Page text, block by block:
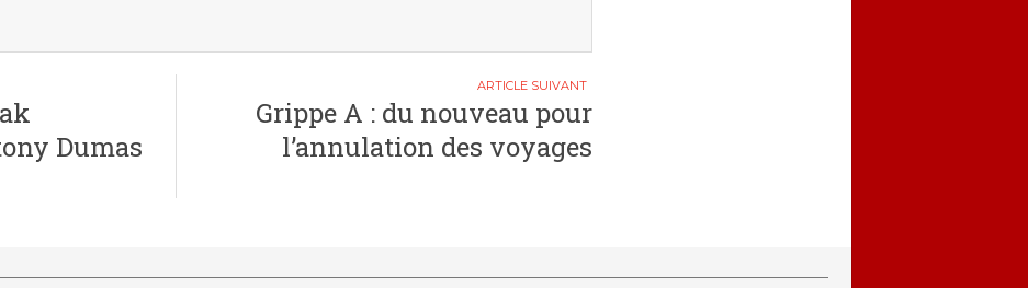
Dumas
Grippe A : du nouveau pour
l’annulation des voyages